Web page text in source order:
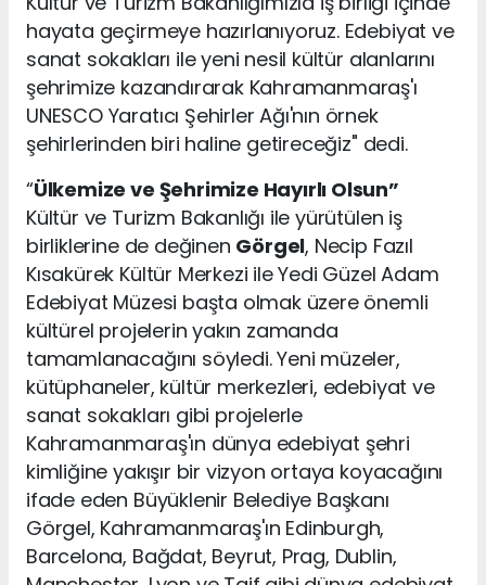
hayata geçirmeye hazırlanıyoruz. Edebiyat ve
sanat sokakları ile yeni nesil kültür alanlarını
şehrimize kazandırarak Kahramanmaraş'ı
UNESCO Yaratıcı Şehirler Ağı'nın örnek
şehirlerinden biri haline getireceğiz" dedi.
“Ülkemize ve Şehrimize Hayırlı Olsun”
Kültür ve Turizm Bakanlığı ile yürütülen iş
birliklerine de değinen Görgel, Necip Fazıl
Kısakürek Kültür Merkezi ile Yedi Güzel Adam
Edebiyat Müzesi başta olmak üzere önemli
kültürel projelerin yakın zamanda
tamamlanacağını söyledi. Yeni müzeler,
kütüphaneler, kültür merkezleri, edebiyat ve
sanat sokakları gibi projelerle
Kahramanmaraş'ın dünya edebiyat şehri
kimliğine yakışır bir vizyon ortaya koyacağını
ifade eden Büyüklenir Belediye Başkanı
Görgel, Kahramanmaraş'ın Edinburgh,
Barcelona, Bağdat, Beyrut, Prag, Dublin,